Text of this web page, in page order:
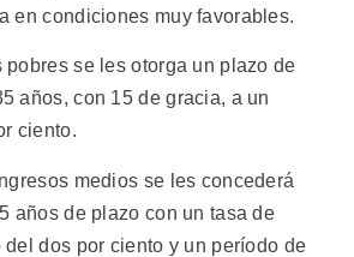
en condiciones muy favorables.
pobres se les otorga un plazo de
años, con 15 de gracia, a un
ciento.
medios se les concederá
años de plazo con un tasa de
del dos por ciento y un período de